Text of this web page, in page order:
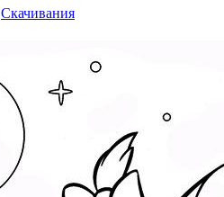
Скачивания